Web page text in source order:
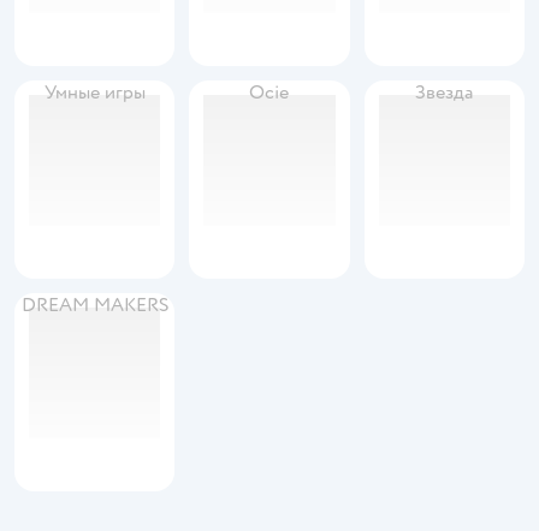
Умные игры Ocie Звезда
DREAM MAKERS